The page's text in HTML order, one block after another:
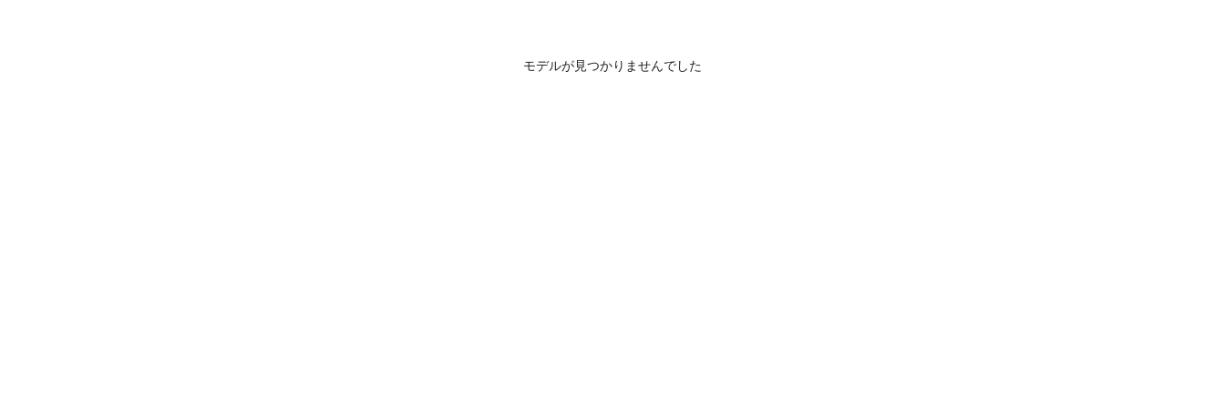
モデルが見つかりませんでした